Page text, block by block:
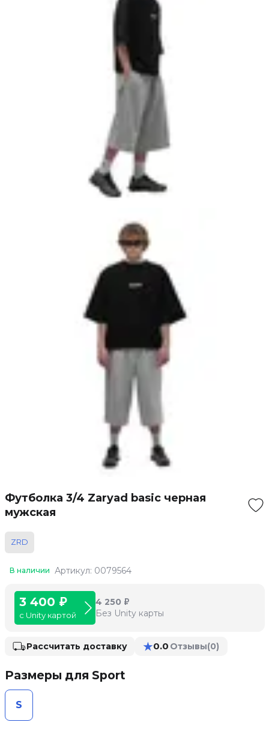
Футболка 3/4 Zaryad basic черная
мужская
ZRD
В наличии Артикул: 0079564
3 400 ₽
с Unity картой
4 250 ₽
Без Unity карты
Рассчитать доставку ★0.0 Отзывы(0)
Размеры для Sport
S